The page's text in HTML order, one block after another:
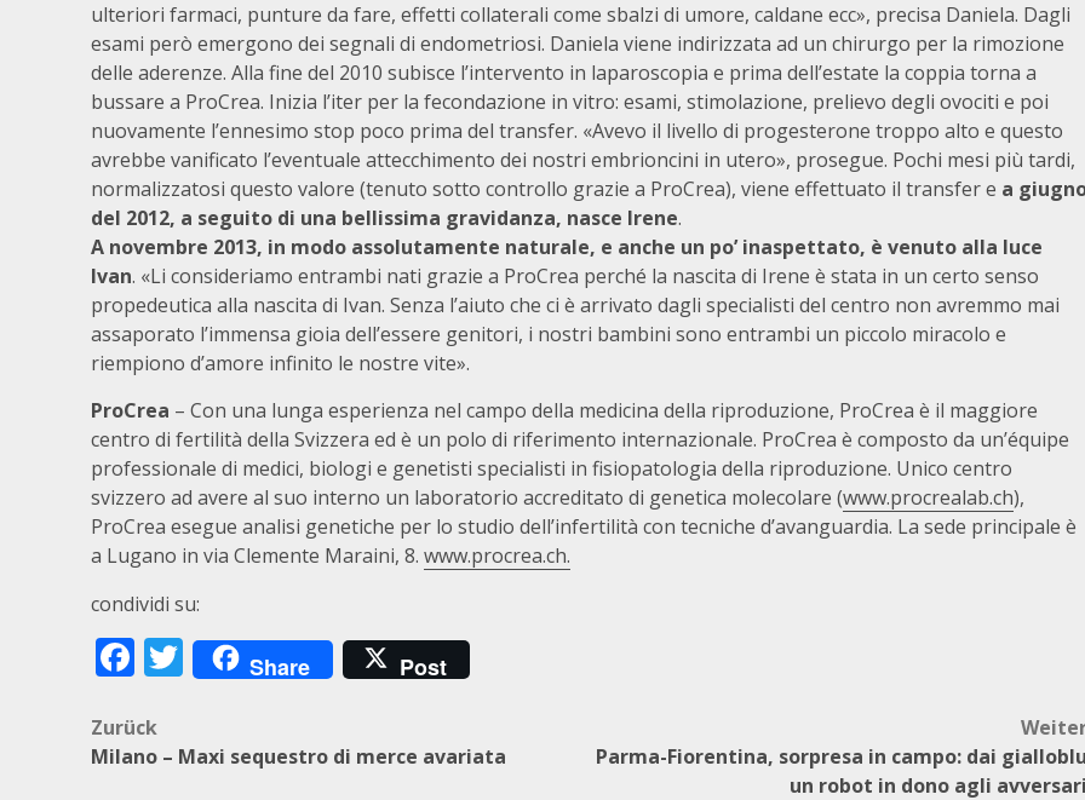
ulteriori farmaci, punture da fare, effetti collaterali come sbalzi di umore, caldane ecc», precisa Daniela. Dagli
esami però emergono dei segnali di endometriosi. Daniela viene indirizzata ad un chirurgo per la rimozione
delle aderenze. Alla fine del 2010 subisce l’intervento in laparoscopia e prima dell’estate la coppia torna a
bussare a ProCrea. Inizia l’iter per la fecondazione in vitro: esami, stimolazione, prelievo degli ovociti e poi
nuovamente l’ennesimo stop poco prima del transfer. «Avevo il livello di progesterone troppo alto e questo
avrebbe vanificato l’eventuale attecchimento dei nostri embrioncini in utero», prosegue. Pochi mesi più tardi,
normalizzatosi questo valore (tenuto sotto controllo grazie a ProCrea), viene effettuato il transfer e a
del 2012, a seguito di una bellissima gravidanza, nasce Irene.
A novembre 2013, in modo assolutamente naturale, e anche un po’ inaspettato, è venuto alla luce
Ivan. «Li consideriamo entrambi nati grazie a ProCrea perché la nascita di Irene è stata in un certo senso
propedeutica alla nascita di Ivan. Senza l’aiuto che ci è arrivato dagli specialisti del centro non avremmo mai
assaporato l’immensa gioia dell’essere genitori, i nostri bambini sono entrambi un piccolo miracolo e
riempiono d’amore infinito le nostre vite».
ProCrea – Con una lunga esperienza nel campo della medicina della riproduzione, ProCrea è il maggiore
centro di fertilità della Svizzera ed è un polo di riferimento internazionale. ProCrea è composto da un’équipe
professionale di medici, biologi e genetisti specialisti in fisiopatologia della riproduzione. Unico centro
svizzero ad avere al suo interno un laboratorio accreditato di genetica molecolare (www.procrealab.ch),
ProCrea esegue analisi genetiche per lo studio dell’infertilità con tecniche d’avanguardia. La sede principale è
a Lugano in via Clemente Maraini, 8. www.procrea.ch.
condividi su:
Facebook
Twitter
Share Post
Beitragsnavigation
Zurück
Milano – Maxi sequestro di merce avariata
Parma-Fiorentina, sorpresa in campo: dai
un robot in dono agli